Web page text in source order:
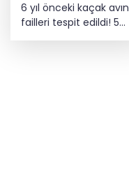
6 yıl önceki kaçak avın
failleri tespit edildi! 5
yaban keçisi için ceza